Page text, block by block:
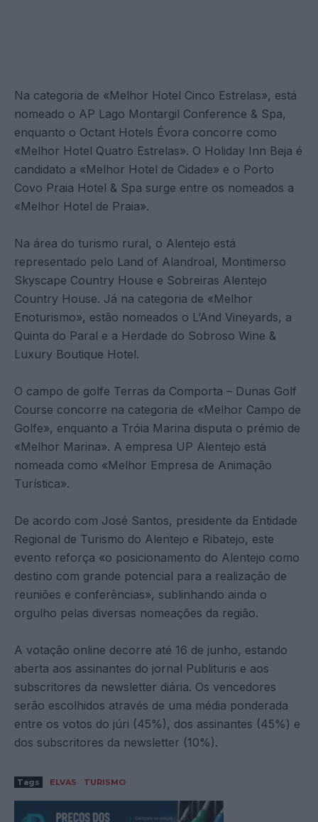
Na categoria de «Melhor Hotel Cinco Estrelas», está
nomeado o AP Lago Montargil Conference & Spa,
enquanto o Octant Hotels Évora concorre como
«Melhor Hotel Quatro Estrelas». O Holiday Inn Beja é
candidato a «Melhor Hotel de Cidade» e o Porto
Covo Praia Hotel & Spa surge entre os nomeados a
«Melhor Hotel de Praia».
Na área do turismo rural, o Alentejo está
representado pelo Land of Alandroal, Montimerso
Skyscape Country House e Sobreiras Alentejo
Country House. Já na categoria de «Melhor
Enoturismo», estão nomeados o L’And Vineyards, a
Quinta do Paral e a Herdade do Sobroso Wine &
Luxury Boutique Hotel.
O campo de golfe Terras da Comporta – Dunas Golf
Course concorre na categoria de «Melhor Campo de
Golfe», enquanto a Tróia Marina disputa o prémio de
«Melhor Marina». A empresa UP Alentejo está
nomeada como «Melhor Empresa de Animação
Turística».
De acordo com José Santos, presidente da Entidade
Regional de Turismo do Alentejo e Ribatejo, este
evento reforça «o posicionamento do Alentejo como
destino com grande potencial para a realização de
reuniões e conferências», sublinhando ainda o
orgulho pelas diversas nomeações da região.
A votação online decorre até 16 de junho, estando
aberta aos assinantes do jornal Publituris e aos
subscritores da newsletter diária. Os vencedores
serão escolhidos através de uma média ponderada
entre os votos do júri (45%), dos assinantes (45%) e
dos subscritores da newsletter (10%).
Tags ELVAS TURISMO